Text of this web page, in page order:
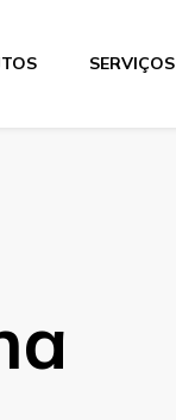
SERVIÇOS